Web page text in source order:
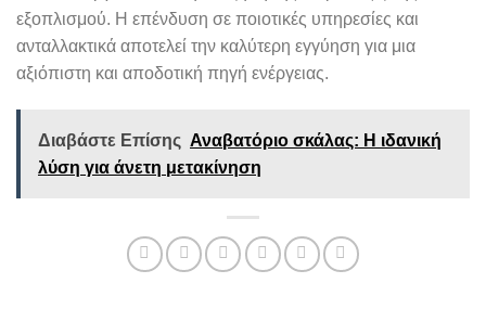
εξοπλισμού. Η επένδυση σε ποιοτικές υπηρεσίες και
ανταλλακτικά αποτελεί την καλύτερη εγγύηση για μια
αξιόπιστη και αποδοτική πηγή ενέργειας.
Διαβάστε Επίσης Αναβατόριο σκάλας: Η ιδανική
λύση για άνετη μετακίνηση